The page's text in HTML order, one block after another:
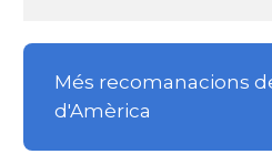
Més recomanacions
d'Amèrica